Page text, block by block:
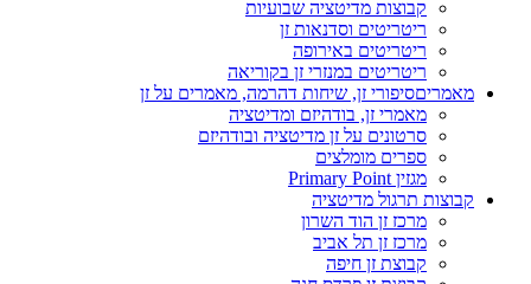
קבוצות מדיטציה שבועיות
ריטריטים וסדנאות זן
ריטריטים באירופה
ריטריטים במנזרי זן בקוריאה
מאמריםסיפורי זן, שיחות דהרמה, מאמרים על זן
מאמרי זן, בודהיזם ומדיטציה
סרטונים על זן מדיטציה ובודהיזם
ספרים מומלצים
מגזין Primary Point
קבוצות תרגול מדיטציה
מרכז זן הוד השרון
מרכז זן תל אביב
קבוצת זן חיפה